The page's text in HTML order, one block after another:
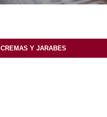
CREMAS Y JARABES